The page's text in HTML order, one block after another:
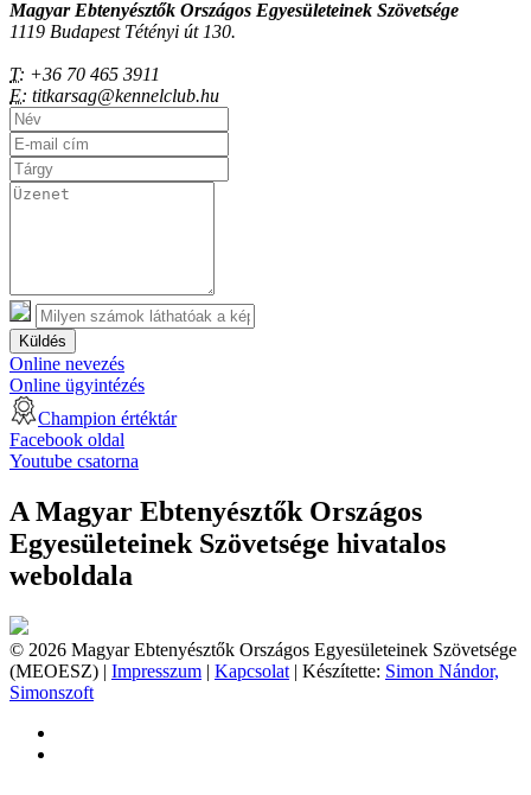
Magyar Ebtenyésztők Országos Egyesületeinek Szövetsége
1119 Budapest Tétényi út 130.
T: +36 70 465 3911
E: titkarsag@kennelclub.hu
Küldés
Online nevezés
Online ügyintézés
Champion értéktár
Facebook oldal
Youtube csatorna
A Magyar Ebtenyésztők Országos
Egyesületeinek Szövetsége hivatalos
weboldala
© 2026 Magyar Ebtenyésztők Országos Egyesületeinek Szövetsége
(MEOESZ) | Impresszum | Kapcsolat | Készítette: Simon Nándor,
Simonszoft